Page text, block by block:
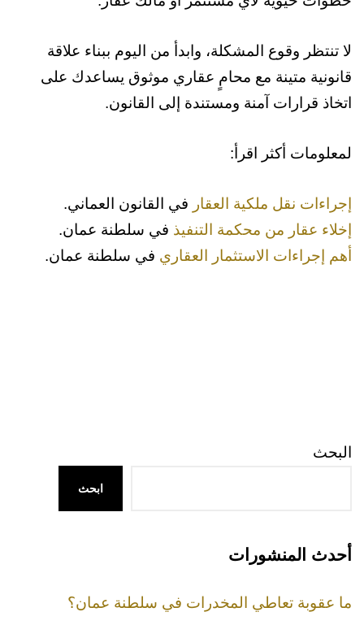
الفواتير المتفق عليه.
3. في المشاريع العقارية الكبيرة: قد تُقسّم الأتعاب
على دفعات دورية وفقًا لمراحل التنفيذ.
لا تنتظر وقوع المشكلة، وابدأ من اليوم ببناء علاقة
قانونية متينة مع محامٍ عقاري موثوق يساعدك على
اتخاذ قرارات آمنة ومستندة إلى القانون.
لمعلومات أكثر اقرأ:
إجراءات نقل ملكية العقار في القانون العماني.
إخلاء عقار من محكمة التنفيذ في سلطنة عمان.
أهم إجراءات الاستثمار العقاري في سلطنة عمان.
البحث
ابحث
أحدث المنشورات
ما عقوبة تعاطي المخدرات في سلطنة عمان؟